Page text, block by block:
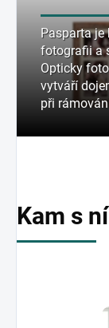
Pasparta
fotografii a
Opticky
vytváří
při
Kam s